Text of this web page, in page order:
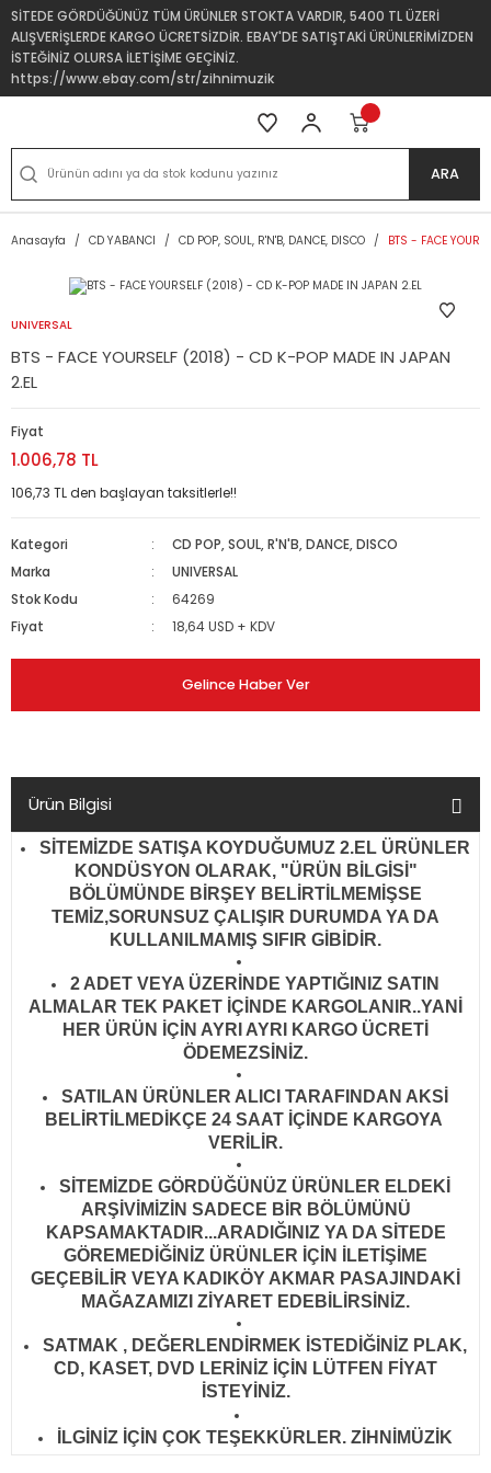
SİTEDE GÖRDÜĞÜNÜZ TÜM ÜRÜNLER STOKTA VARDIR, 5400 TL ÜZERİ
ALIŞVERİŞLERDE KARGO ÜCRETSİZDİR. EBAY'DE SATIŞTAKİ ÜRÜNLERİMİZDEN
İSTEĞİNİZ OLURSA İLETİŞİME GEÇİNİZ.
https://www.ebay.com/str/zihnimuzik
ARA
Anasayfa CD YABANCI CD POP, SOUL, R'N'B, DANCE, DISCO BTS - FACE
UNIVERSAL
BTS - FACE YOURSELF (2018) - CD K-POP MADE IN JAPAN
2.EL
Fiyat
1.006,78 TL
106,73 TL den başlayan taksitlerle!!
Kategori
CD POP, SOUL, R'N'B, DANCE, DISCO
Marka
UNIVERSAL
Stok Kodu
64269
Fiyat
18,64 USD + KDV
Gelince Haber Ver
Ürün Bilgisi
SİTEMİZDE SATIŞA KOYDUĞUMUZ 2.EL ÜRÜNLER
KONDÜSYON OLARAK, "ÜRÜN BİLGİSİ"
BÖLÜMÜNDE BİRŞEY BELİRTİLMEMİŞSE
TEMİZ,SORUNSUZ ÇALIŞIR DURUMDA YA DA
KULLANILMAMIŞ SIFIR GİBİDİR.
2 ADET VEYA ÜZERİNDE YAPTIĞINIZ SATIN
ALMALAR TEK PAKET İÇİNDE KARGOLANIR..YANİ
HER ÜRÜN İÇİN AYRI AYRI KARGO ÜCRETİ
ÖDEMEZSİNİZ.
SATILAN ÜRÜNLER ALICI TARAFINDAN AKSİ
BELİRTİLMEDİKÇE 24 SAAT İÇİNDE KARGOYA
VERİLİR.
SİTEMİZDE GÖRDÜĞÜNÜZ ÜRÜNLER ELDEKİ
ARŞİVİMİZİN SADECE BİR BÖLÜMÜNÜ
KAPSAMAKTADIR...ARADIĞINIZ YA DA SİTEDE
GÖREMEDİĞİNİZ ÜRÜNLER İÇİN İLETİŞİME
GEÇEBİLİR VEYA KADIKÖY AKMAR PASAJINDAKİ
MAĞAZAMIZI ZİYARET EDEBİLİRSİNİZ.
SATMAK , DEĞERLENDİRMEK İSTEDİĞİNİZ PLAK,
CD, KASET, DVD LERİNİZ İÇİN LÜTFEN FİYAT
İSTEYİNİZ.
İLGİNİZ İÇİN ÇOK TEŞEKKÜRLER. ZİHNİMÜZİK